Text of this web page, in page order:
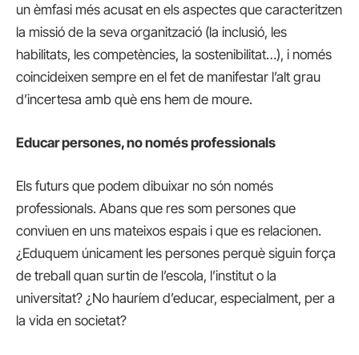
un èmfasi més acusat en els aspectes que caracteritzen
la missió de la seva organització (la inclusió, les
habilitats, les competències, la sostenibilitat…), i només
coincideixen sempre en el fet de manifestar l’alt grau
d’incertesa amb què ens hem de moure.
Educar persones, no només professionals
Els futurs que podem dibuixar no són només
professionals. Abans que res som persones que
conviuen en uns mateixos espais i que es relacionen.
¿Eduquem únicament les persones perquè siguin força
de treball quan surtin de l’escola, l’institut o la
universitat? ¿No hauríem d’educar, especialment, per a
la vida en societat?